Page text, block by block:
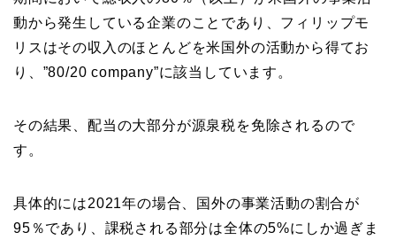
動から発生している企業のことであり、フィリップモ
リスはその収入のほとんどを米国外の活動から得てお
り、”80/20 company”に該当しています。
その結果、配当の大部分が源泉税を免除されるので
す。
具体的には2021年の場合、国外の事業活動の割合が
95％であり、課税される部分は全体の5%にしか過ぎま